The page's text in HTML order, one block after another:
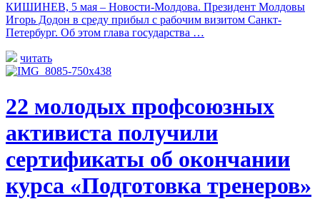
КИШИНЕВ, 5 мая – Новости-Молдова. Президент Молдовы
Игорь Додон в среду прибыл с рабочим визитом Санкт-
Петербург. Об этом глава государства …
читать
22 молодых профсоюзных
активиста получили
сертификаты об окончании
курса «Подготовка тренеров»